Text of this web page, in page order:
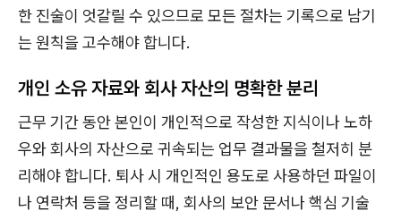
한 진술이 엇갈릴 수 있으므로 모든 절차는 기록으로 남기
는 원칙을 고수해야 합니다.
개인 소유 자료와 회사 자산의 명확한 분리
근무 기간 동안 본인이 개인적으로 작성한 지식이나 노하
우와 회사의 자산으로 귀속되는 업무 결과물을 철저히 분
리해야 합니다. 퇴사 시 개인적인 용도로 사용하던 파일이
나 연락처 등을 정리할 때, 회사의 보안 문서나 핵심 기술